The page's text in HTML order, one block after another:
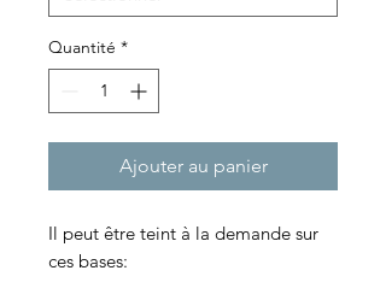
Quantité *
Ajouter au panier
Il peut être teint à la demande sur
ces bases: